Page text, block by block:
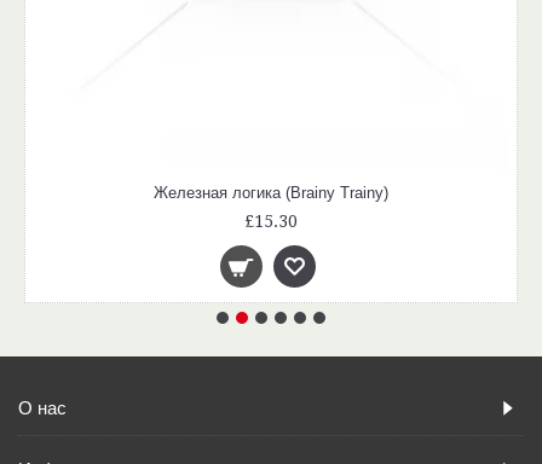
Железная логика (Brainy Trainy)
£15.30
О нас